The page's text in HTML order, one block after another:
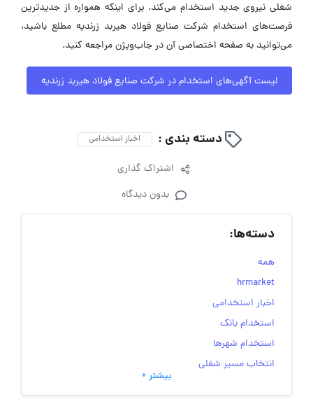
شغلی نیروی جدید استخدام می‌کند. برای اینکه همواره از جدیدترین
فرصت‌های استخدام شرکت صنایع فولاد هیربد زرندیه مطلع باشید،
می‌توانید به صفحه اختصاصی آن در جاب‌ویژن مراجعه کنید.
لیست آگهی‌های استخدام در شرکت صنایع فولاد هیربد زرندیه
دسته بندی : اخبار استخدامی
اشتراک گذاری
بدون دیدگاه
دسته‌ها:
همه
hrmarket
اخبار استخدامی
استخدام بانک
استخدام شهرها
انتخاب مسیر شغلی
به‌روزرسانی‌های سایت (کارجویی)
بیشتر +